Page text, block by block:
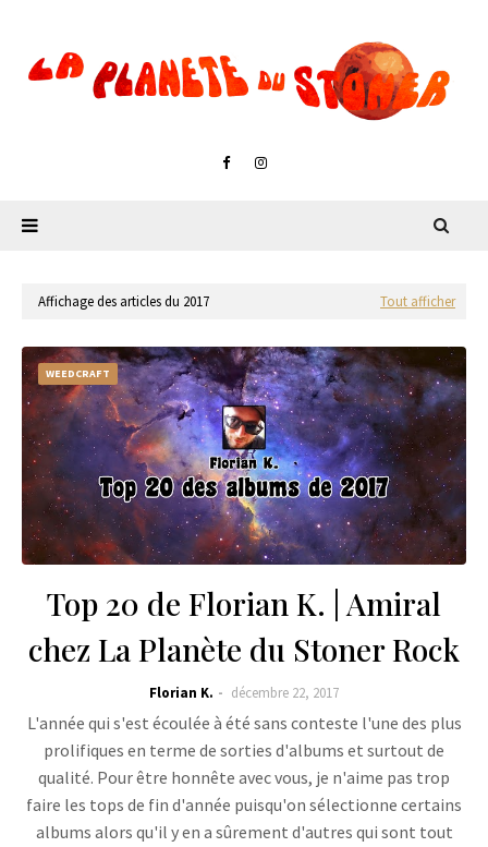
Affichage des articles du 2017 Tout afficher
WEEDCRAFT
Top 20 de Florian K. | Amiral
chez La Planète du Stoner Rock
Florian K. décembre 22, 2017
L'année qui s'est écoulée à été sans conteste l'une des plus
prolifiques en terme de sorties d'albums et surtout de
qualité. Pour être honnête avec vous, je n'aime pas trop
faire les tops de fin d'année puisqu'on sélectionne certains
albums alors qu'il y en a sûrement d'autres qui sont tout